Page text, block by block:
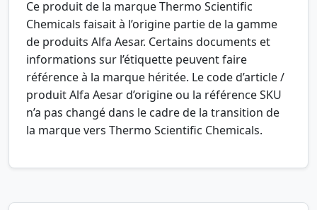
Ce produit de la marque Thermo Scientific
Chemicals faisait à l’origine partie de la gamme
de produits Alfa Aesar. Certains documents et
informations sur l’étiquette peuvent faire
référence à la marque héritée. Le code d’article /
produit Alfa Aesar d’origine ou la référence SKU
n’a pas changé dans le cadre de la transition de
la marque vers Thermo Scientific Chemicals.